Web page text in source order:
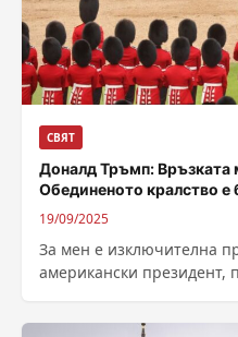
СВЯТ
Доналд Тръмп:
Обединеното кралство е
19/09/2025
За мен е изключителна
американски президент,